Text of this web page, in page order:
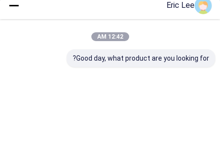
Eric Lee
12:42 AM
Good day, what product are you looking for?